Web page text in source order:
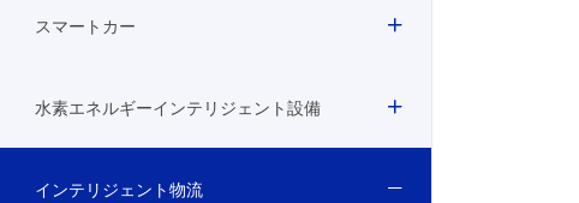
スマートカー
水素エネルギーインテリジェント設備
インテリジェント物流